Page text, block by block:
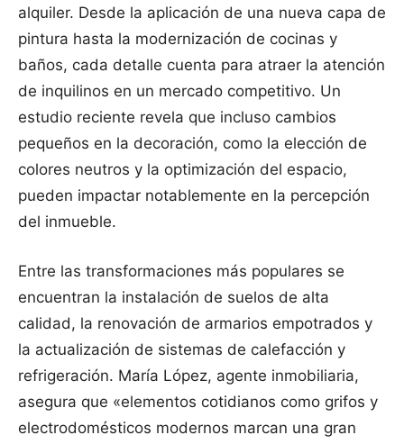
alquiler. Desde la aplicación de una nueva capa de
pintura hasta la modernización de cocinas y
baños, cada detalle cuenta para atraer la atención
de inquilinos en un mercado competitivo. Un
estudio reciente revela que incluso cambios
pequeños en la decoración, como la elección de
colores neutros y la optimización del espacio,
pueden impactar notablemente en la percepción
del inmueble.
Entre las transformaciones más populares se
encuentran la instalación de suelos de alta
calidad, la renovación de armarios empotrados y
la actualización de sistemas de calefacción y
refrigeración. María López, agente inmobiliaria,
asegura que «elementos cotidianos como grifos y
electrodomésticos modernos marcan una gran